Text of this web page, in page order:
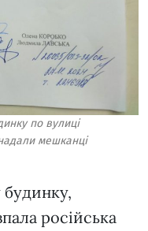
по вулиці
мешканці
російська